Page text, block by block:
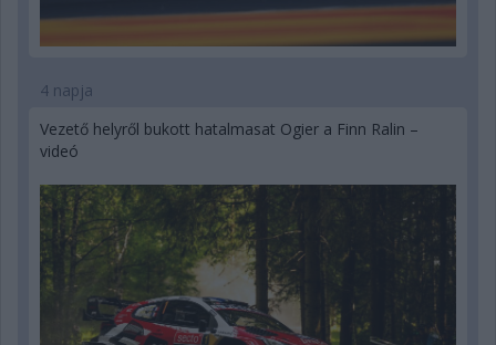
4 napja
Vezető helyről bukott hatalmasat Ogier a Finn Ralin –
videó